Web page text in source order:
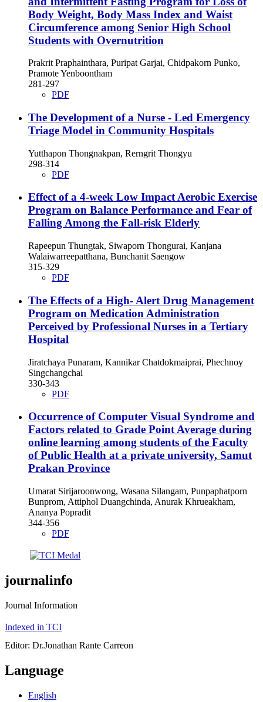
Body Weight, Body Mass Index and Waist
Circumference among Senior High School
Students with Overnutrition
Prakrit Praphainthara, Puripat Garjai, Chidpakorn Punko,
Pramote Yenboontham
281-297
PDF
The Development of a Nurse - Led Emergency
Triage Model in Community Hospitals
Yutthapon Thongnakpan, Rerngrit Thongyu
298-314
PDF
Effect of a 4-week Low Impact Aerobic Exercise
Program on Balance Performance and Fear of
Falling Among the Fall-risk Elderly
Rapeepun Thungtak, Siwaporn Thongurai, Kanjana
Walaiwarreepatthana, Bunchanit Saengow
315-329
PDF
The Effects of a High- Alert Drug Management
Program on Medication Administration
Perceived by Professional Nurses in a Tertiary
Hospital
Jiratchaya Punaram, Kannikar Chatdokmaiprai, Phechnoy
Singchangchai
330-343
PDF
Occurrence of Computer Visual Syndrome and
Factors related to Grade Point Average during
online learning among students of the Faculty
of Public Health at a private university, Samut
Prakan Province
Umarat Sirijaroonwong, Wasana Silangam, Punpaphatporn
Bunprom, Attiphol Duangchinda, Anurak Khrueakham,
Ananya Popradit
344-356
PDF
journalinfo
Journal Information
Indexed in TCI
Editor: Dr.Jonathan Rante Carreon
Language
English